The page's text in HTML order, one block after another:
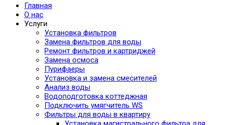
Главная
О нас
Услуги
Установка фильтров
Замена фильтров для воды
Ремонт фильтров и картриджей
Замена осмоса
Пурифаеры
Установка и замена смесителей
Анализ воды
Водоподготовка коттеджная
Подключить умягчитель WS
Фильтры для воды в квартиру